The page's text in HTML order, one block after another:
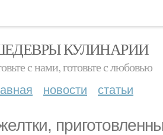
КУЛИНАРИИ
с нами, готовьте с любовью
новости статьи